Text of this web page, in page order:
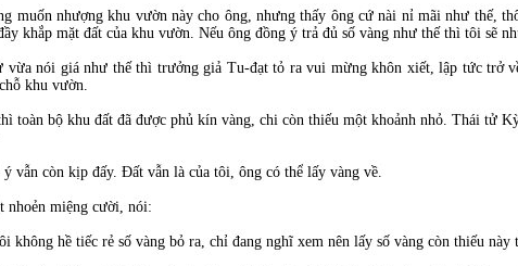
muốn nhượng khu vườn này cho ông, nhưng thấy ông cứ nài nỉ mãi như thế,
khắp mặt đất của khu vườn. Nếu ông đồng ý trả đủ số vàng như thế thì tôi sẽ
vừa nói giá như thế thì trưởng giả Tu-đạt tỏ ra vui mừng khôn xiết, lập tức trở
khu vườn.
toàn bộ khu đất đã được phủ kín vàng, chi còn thiếu một khoảnh nhỏ. Thái tử
vẫn còn kịp đấy. Đất vẫn là của tôi, ông có thể lấy vàng về.
nhoẻn miệng cười, nói:
không hề tiếc rẻ số vàng bỏ ra, chỉ đang nghĩ xem nên lấy số vàng còn thiếu này